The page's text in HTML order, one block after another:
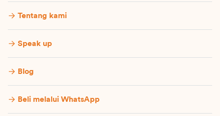
Tentang kami
Speak up
Blog
Beli melalui WhatsApp